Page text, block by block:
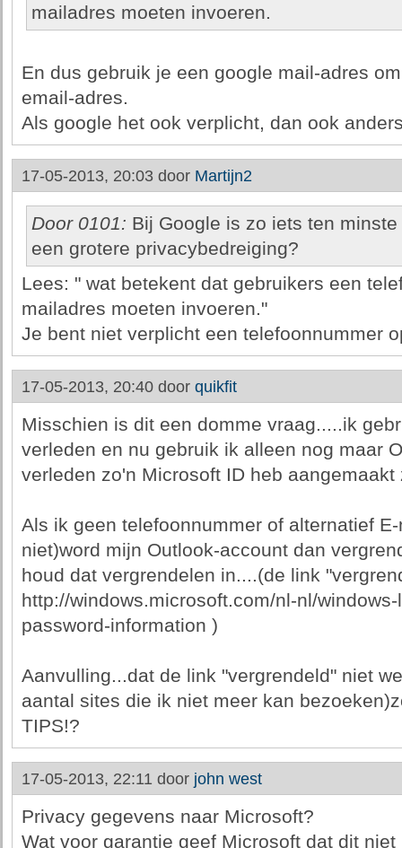
mailadres moeten invoeren.
En dus gebruik je een google mail-adres
email-adres.
Als google het ook verplicht, dan ook
17-05-2013, 20:03 door Martijn2
Door 0101: Bij Google is zo iets ten
een grotere privacybedreiging?
Lees: " wat betekent dat gebruikers een
mailadres moeten invoeren."
Je bent niet verplicht een telefoonnummer
17-05-2013, 20:40 door quikfit
Misschien is dit een domme vraag.....ik
verleden en nu gebruik ik alleen nog maar
verleden zo'n Microsoft ID heb
Als ik geen telefoonnummer of alternatief
niet)word mijn Outlook-account dan
houd dat vergrendelen in....(de link
http://windows.microsoft.com/nl-nl/
password-information )
Aanvulling...dat de link "vergrendeld" niet
aantal sites die ik niet meer kan
TIPS!?
17-05-2013, 22:11 door john west
Privacy gegevens naar Microsoft?
Wat voor garantie geef Microsoft dat dit